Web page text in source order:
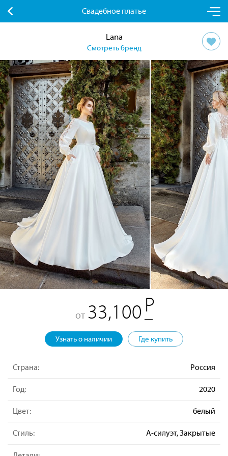
Свадебное платье
Lana
Смотреть бренд
от 33,100
Узнать о наличии Где купить
Страна: Россия
Год: 2020
Цвет: белый
Стиль: А-силуэт, Закрытые